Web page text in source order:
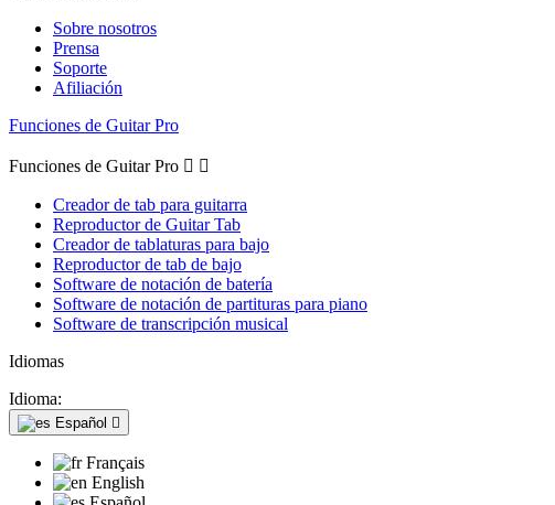
Sobre nosotros
Prensa
Soporte
Afiliación
Funciones de Guitar Pro
Funciones de Guitar Pro  
Creador de tab para guitarra
Reproductor de Guitar Tab
Creador de tablaturas para bajo
Reproductor de tab de bajo
Software de notación de batería
Software de notación de partituras para piano
Software de transcripción musical
Idiomas
Idioma:
Español 
Français
English